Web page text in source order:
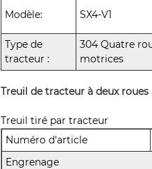
Modèle: SX4-V1
Type de
tracteur :
304 Quatre
motrices
Treuil de tracteur à deux
Treuil tiré par tracteur
Numéro d'article
Engrenage